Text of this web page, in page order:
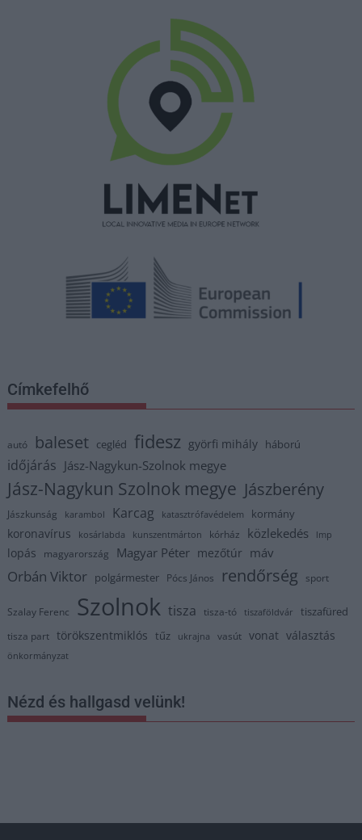
Címkefelhő
autó baleset cegléd fidesz györfi mihály háború
időjárás Jász-Nagykun-Szolnok megye
Jász-Nagykun Szolnok megye Jászberény
Jászkunság karambol Karcag katasztrófavédelem kormány
koronavírus kosárlabda kunszentmárton kórház közlekedés lmp
lopás magyarország Magyar Péter mezőtúr máv
Orbán Viktor polgármester Pócs János rendőrség sport
Szalay Ferenc Szolnok tisza tisza-tó tiszaföldvár tiszafüred
tisza part törökszentmiklós tűz ukrajna vasút vonat választás
önkormányzat
Nézd és hallgasd velünk!